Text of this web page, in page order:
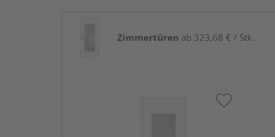
Zimmertüren ab 323,68 € / Stk.